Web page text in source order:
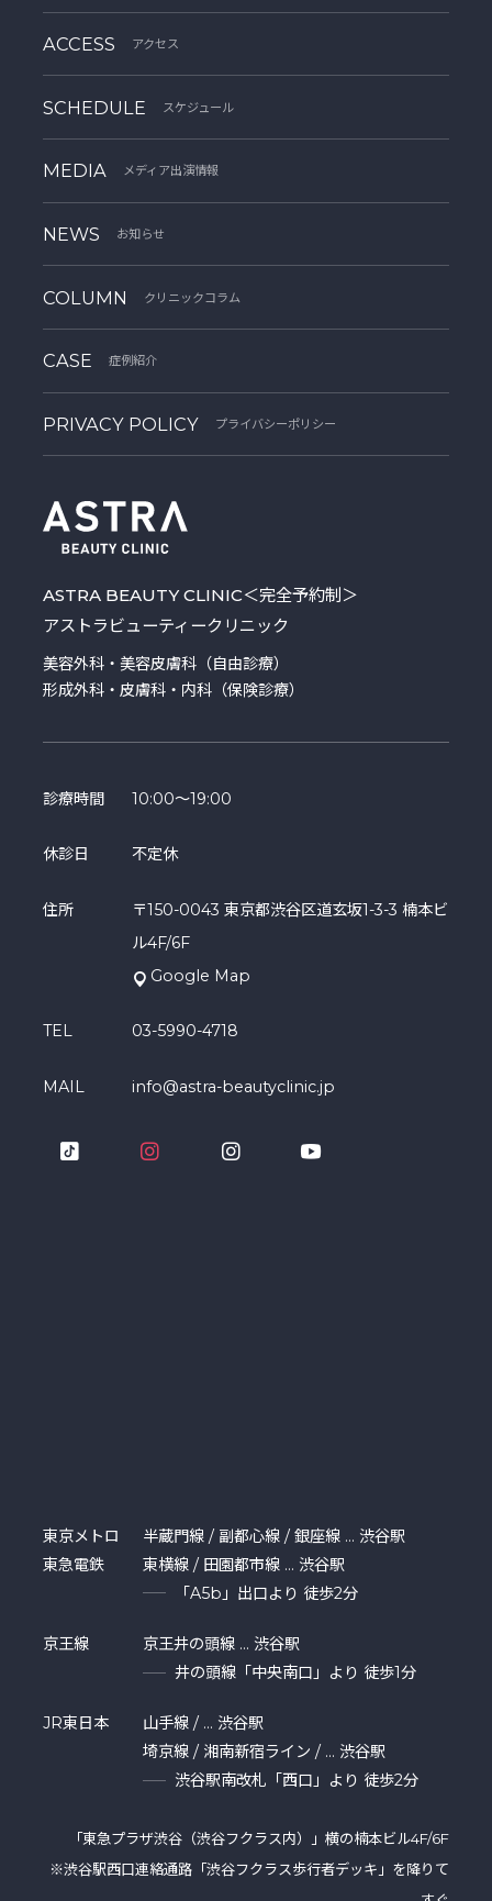
ACCESS アクセス
SCHEDULE スケジュール
MEDIA メディア出演情報
NEWS お知らせ
COLUMN クリニックコラム
CASE 症例紹介
PRIVACY POLICY プライバシーポリシー
ASTRA BEAUTY CLINIC＜完全予約制＞
アストラビューティークリニック
美容外科・美容皮膚科（自由診療）
形成外科・皮膚科・内科（保険診療）
診療時間 10:00～19:00
休診日 不定休
住所
〒150-0043 東京都渋谷区道玄坂1-3-3 楠本ビ
ル4F/6F
Google Map
TEL 03-5990-4718
MAIL info@astra-beautyclinic.jp
東京メトロ
東急電鉄
半蔵門線 / 副都心線 / 銀座線 … 渋谷駅
東横線 / 田園都市線 … 渋谷駅
「A5b」出口より 徒歩2分
京王線
京王井の頭線 … 渋谷駅
井の頭線「中央南口」より 徒歩1分
JR東日本
山手線 / … 渋谷駅
埼京線 / 湘南新宿ライン / … 渋谷駅
渋谷駅南改札「西口」より 徒歩2分
「東急プラザ渋⾕（渋谷フクラス内）」横の楠本ビル4F/6F
※渋谷駅西口連絡通路「渋谷フクラス歩行者デッキ」を降りて